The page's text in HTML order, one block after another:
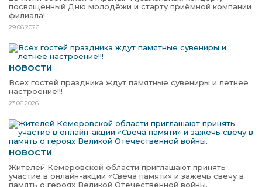
посвященный Дню молодёжи и старту приёмной компании
филиала!
29.06.2026
НОВОСТИ
Всех гостей праздника ждут памятные сувениры и летнее
настроение!!!
23.06.2026
НОВОСТИ
Жителей Кемеровской области приглашают принять
участие в онлайн-акции «Свеча памяти» и зажечь свечу в
память о героях Великой Отечественной войны.